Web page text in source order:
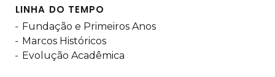
LINHA DO TEMPO
Fundação e Primeiros Anos
Marcos Históricos
Evolução Acadêmica